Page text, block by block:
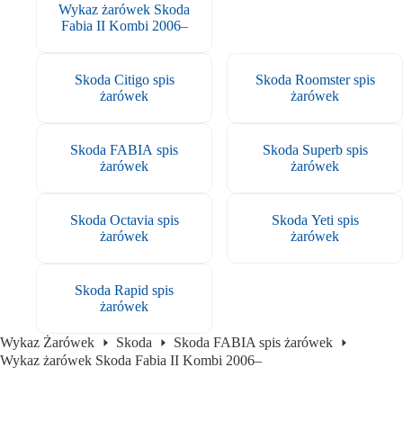
Wykaz żarówek Skoda
Fabia II Kombi 2006–
Skoda Citigo spis
żarówek
Skoda FABIA spis
żarówek
Skoda Octavia spis
żarówek
Skoda Rapid spis
żarówek
Skoda Roomster spis
żarówek
Skoda Superb spis
żarówek
Skoda Yeti spis
żarówek
Wykaz Żarówek Skoda
Skoda FABIA spis żarówek
Wykaz żarówek Skoda Fabia II Kombi 2006–